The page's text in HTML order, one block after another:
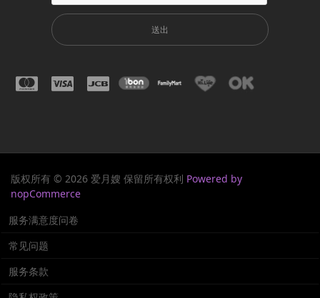
送出
版权所有 © 2026 爱月嫂 保留所有权利 Powered by
nopCommerce
服务满意度问卷
常见问题
服务条款